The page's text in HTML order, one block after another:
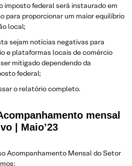
imposto federal será instaurado em
para proporcionar um maior equilíbrio
local;
sejam notícias negativas para
e plataformas locais de comércio
mitigado dependendo da
federal;
o relatório completo.
mensal
| Maio’23
Acompanhamento Mensal do Setor